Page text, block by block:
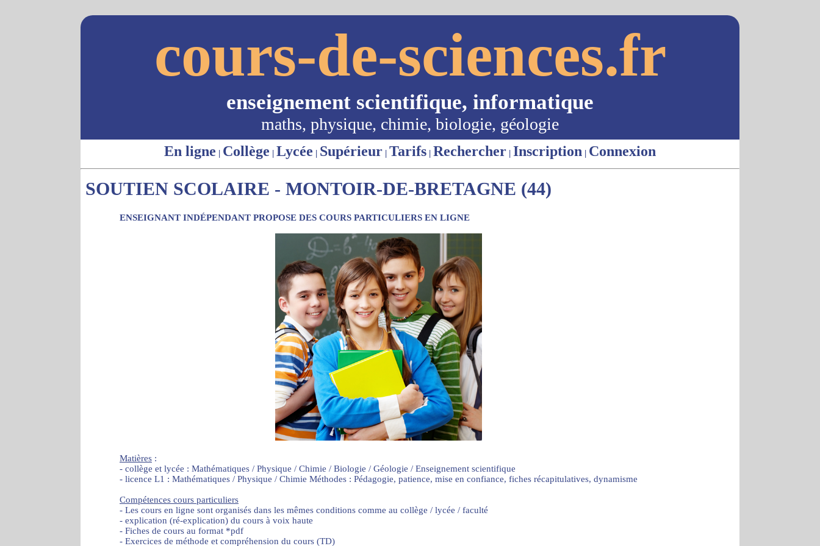
cours-de-sciences.fr
enseignement scientifique, informatique
maths, physique, chimie, biologie, géologie
En ligne | Collège | Lycée | Supérieur | Tarifs | Rechercher | Inscription | Connexion
SOUTIEN SCOLAIRE - MONTOIR-DE-BRETAGNE (44)
ENSEIGNANT INDÉPENDANT PROPOSE DES COURS PARTICULIERS EN LIGNE
Matières :
- collège et lycée : Mathématiques / Physique / Chimie / Biologie / Géologie / Enseignement scientifique
- licence L1 : Mathématiques / Physique / Chimie Méthodes : Pédagogie, patience, mise en confiance, fiches récapitulatives, dynamisme
Compétences cours particuliers
- Les cours en ligne sont organisés dans les mêmes conditions comme au collège / lycée / faculté
- explication (ré-explication) du cours à voix haute
- Fiches de cours au format *pdf
- Exercices de méthode et compréhension du cours (TD)